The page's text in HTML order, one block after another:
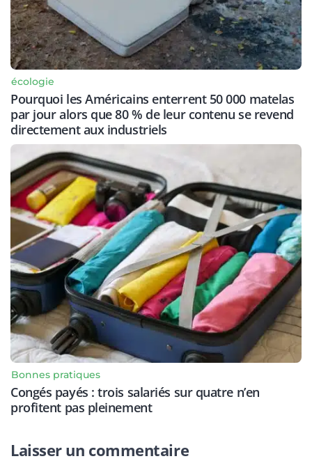
écologie
Pourquoi les Américains enterrent 50 000 matelas
par jour alors que 80 % de leur contenu se revend
directement aux industriels
Bonnes pratiques
Congés payés : trois salariés sur quatre n’en
profitent pas pleinement
Laisser un commentaire